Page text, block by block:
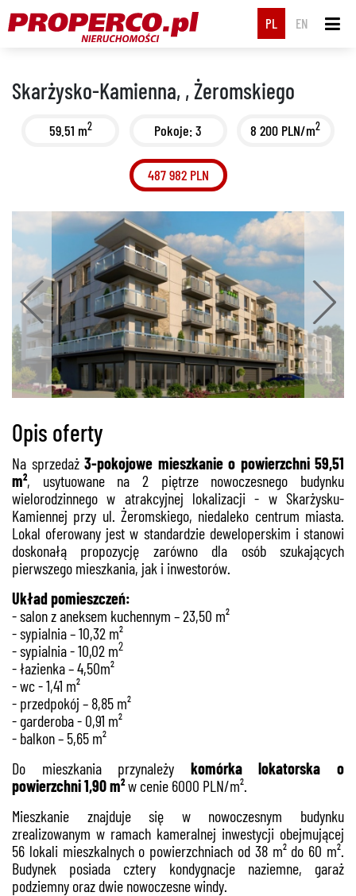
PL EN
Skarżysko-Kamienna, , Żeromskiego
59.51 m2 Pokoje: 3 8 200 PLN/m2
487 982 PLN
Opis oferty
Na sprzedaż 3-pokojowe mieszkanie o powierzchni 59,51
m², usytuowane na 2 piętrze nowoczesnego budynku
wielorodzinnego w atrakcyjnej lokalizacji - w Skarżysku-
Kamiennej przy ul. Żeromskiego, niedaleko centrum miasta.
Lokal oferowany jest w standardzie deweloperskim i stanowi
doskonałą propozycję zarówno dla osób szukających
pierwszego mieszkania, jak i inwestorów.
Układ pomieszczeń:
- salon z aneksem kuchennym – 23,50 m²
- sypialnia – 10,32 m²
- sypialnia - 10,02 m2
- łazienka – 4,50m²
- wc - 1,41 m²
- przedpokój – 8,85 m²
- garderoba - 0,91 m²
- balkon – 5,65 m²
Do mieszkania przynależy komórka lokatorska o
powierzchni 1,90 m²w cenie 6000 PLN/m².
Mieszkanie znajduje się w nowoczesnym budynku
zrealizowanym w ramach kameralnej inwestycji obejmującej
56 lokali mieszkalnych o powierzchniach od 38 m² do 60 m².
Budynek posiada cztery kondygnacje naziemne, garaż
podziemny oraz dwie nowoczesne windy.